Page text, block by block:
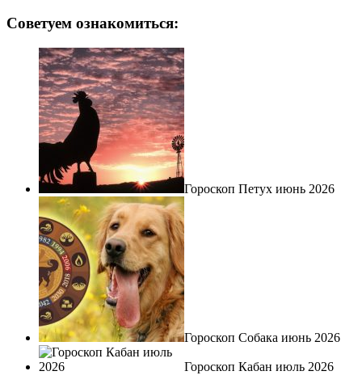
Советуем ознакомиться:
Гороскоп Петух июнь 2026
Гороскоп Собака июнь 2026
Гороскоп Кабан июль 2026